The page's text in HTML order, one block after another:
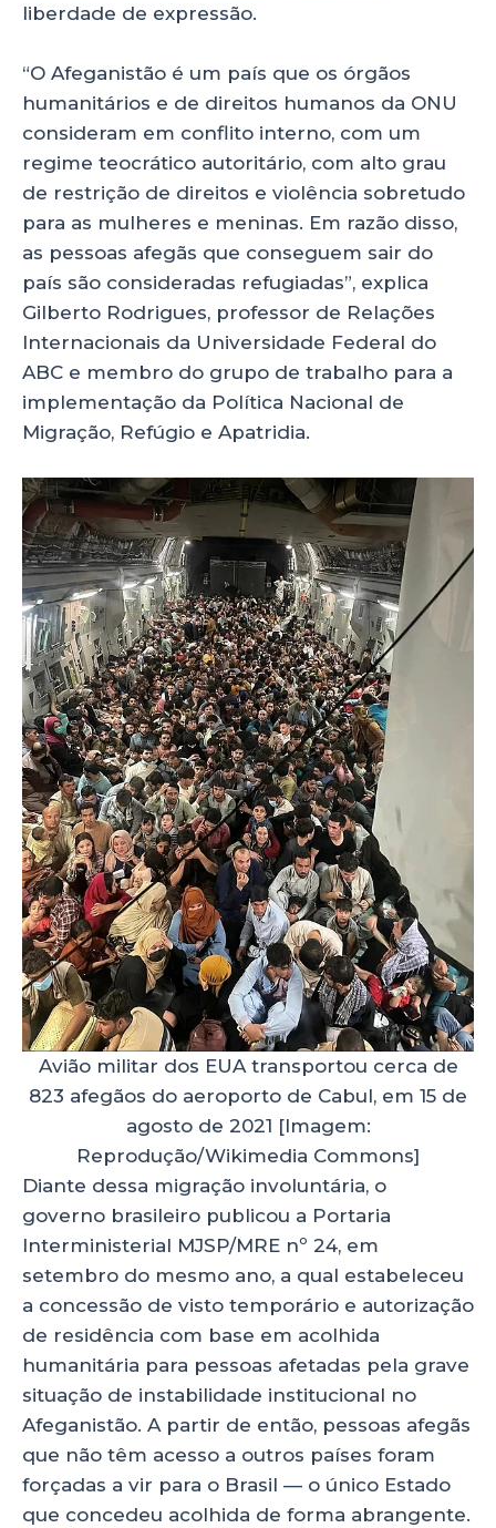
liberdade de expressão.
“O Afeganistão é um país que os órgãos
humanitários e de direitos humanos da ONU
consideram em conflito interno, com um
regime teocrático autoritário, com alto grau
de restrição de direitos e violência sobretudo
para as mulheres e meninas. Em razão disso,
as pessoas afegãs que conseguem sair do
país são consideradas refugiadas”, explica
Gilberto Rodrigues, professor de Relações
Internacionais da Universidade Federal do
ABC e membro do grupo de trabalho para a
implementação da Política Nacional de
Migração, Refúgio e Apatridia.
Avião militar dos EUA transportou cerca de
823 afegãos do aeroporto de Cabul, em 15 de
agosto de 2021 [Imagem:
Reprodução/Wikimedia Commons]
Diante dessa migração involuntária, o
governo brasileiro publicou a Portaria
Interministerial MJSP/MRE nº 24, em
setembro do mesmo ano, a qual estabeleceu
a concessão de visto temporário e autorização
de residência com base em acolhida
humanitária para pessoas afetadas pela grave
situação de instabilidade institucional no
Afeganistão. A partir de então, pessoas afegãs
que não têm acesso a outros países foram
forçadas a vir para o Brasil — o único Estado
que concedeu acolhida de forma abrangente.